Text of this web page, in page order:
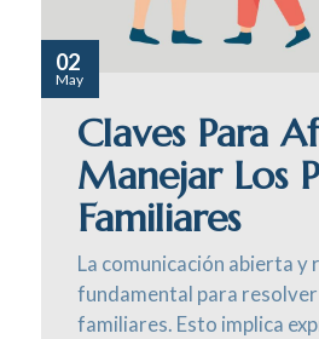
02
May
Claves Para
Manejar Los
Familiares
La comunicación abierta y
fundamental para
familiares. Esto implica